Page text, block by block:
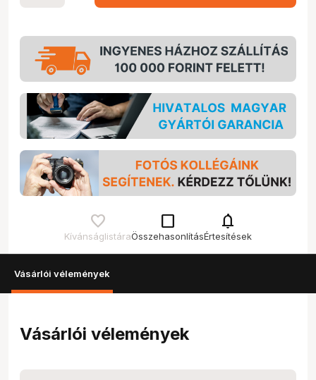
Kívánságlistára
check_box_outline_blank
Összehasonlítás
notifications
Értesítések
Vásárlói vélemények
Vásárlói vélemények